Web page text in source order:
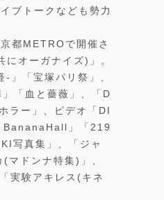
ブトークなども勢力
都METROで開催さ
オーガナイズ)」。
「宝塚パリ祭」、
「血と薔薇」、「D
ラー」、ビデオ「DI
」「219
写真集」、「ジャ
マドンナ特集)」、
実験アキレス(キネ